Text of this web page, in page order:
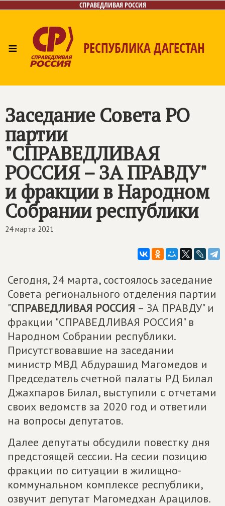
СПРАВЕДЛИВАЯ РОССИЯ
≡ РЕСПУБЛИКА ДАГЕСТАН
Контакты
Заседание Совета РО
партии
"СПРАВЕДЛИВАЯ
РОССИЯ– ЗА ПРАВДУ"
и фракции в Народном
Собрании республики
24 марта 2021
Сегодня, 24 марта, состоялось заседание
Совета регионального отделения партии
"СПРАВЕДЛИВАЯ РОССИЯ – ЗА ПРАВДУ" и
фракции "СПРАВЕДЛИВАЯ РОССИЯ" в
Народном Собрании республики.
Присутствовавшие на заседании
министр МВД Абдурашид Магомедов и
Председатель счетной палаты РД Билал
Джахпаров Билал, выступили с отчетами
своих ведомств за 2020 год и ответили
на вопросы депутатов.
Далее депутаты обсудили повестку дня
предстоящей сессии. На сесии позицию
фракции по ситуации в жилищно-
коммунальном комплексе республики,
озвучит депутат Магомедхан Арацилов.